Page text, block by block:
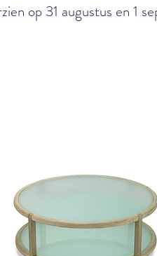
op 31 augustus en 1